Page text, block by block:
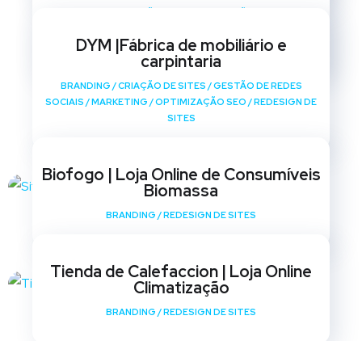
SITES
DYM |Fábrica de mobiliário e
carpintaria
BRANDING /CRIAÇÃO DE SITES /GESTÃO DE REDES
SOCIAIS /MARKETING /OPTIMIZAÇÃO SEO /REDESIGN DE
SITES
Biofogo | Loja Online de Consumíveis
Biomassa
BRANDING /REDESIGN DE SITES
Tienda de Calefaccion | Loja Online
Climatização
BRANDING /REDESIGN DE SITES